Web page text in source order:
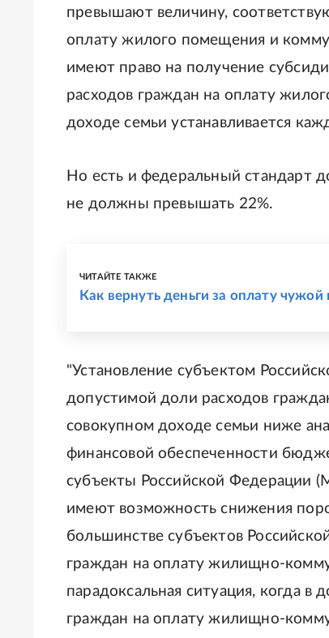
превышают величину,
оплату жилого помещения и
имеют право на получение
расходов граждан на оплату
доходе семьи устанавливается
Но есть и федеральный стандарт
не должны превышать 22%.
ЧИТАЙТЕ ТАКЖЕ
Как вернуть деньги за оплату
"Установление субъектом
допустимой доли расходов
совокупном доходе семьи ниже
финансовой обеспеченности
субъекты Российской Федерации
имеют возможность снижения
большинстве субъектов
граждан на оплату жилищно-
парадоксальная ситуация, когда
граждан на оплату жилищно-